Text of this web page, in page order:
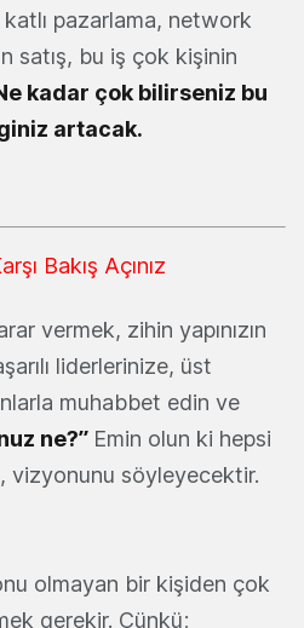
pazarlama, network
satış, bu iş çok kişinin
kadar çok bilirseniz bu
artacak.
Bakış Açınız
vermek, zihin yapınızın
liderlerinize, üst
muhabbet edin ve
ne?” Emin olun ki hepsi
vizyonunu söyleyecektir.
olmayan bir kişiden çok
gerekir. Çünkü;